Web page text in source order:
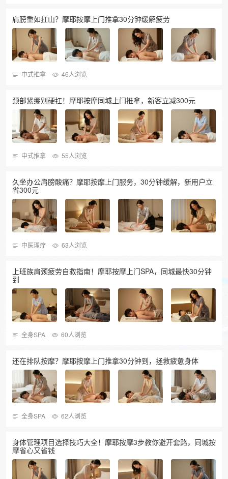
肩膀重如扛山？摩耶按摩上门推拿30分钟缓解疲劳
中式推拿 46人浏览
颈部紧绷别硬扛！摩耶按摩同城上门推拿，新客立减300元
中式推拿 55人浏览
久坐办公肩膀酸痛？摩耶按摩上门服务，30分钟缓解，新用户立
省300元
中医理疗 63人浏览
上班族肩颈疲劳自救指南！摩耶按摩上门SPA，同城最快30分钟
到
全身SPA 60人浏览
还在排队按摩？摩耶按摩上门推拿30分钟到，拯救疲惫身体
全身SPA 62人浏览
身体管理项目选择技巧大全！摩耶按摩3步教你避开套路，同城按
摩省心又省钱